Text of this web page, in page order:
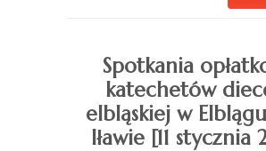
Spotkania
katechetów
elbląskiej w
Iławie [11 stycznia